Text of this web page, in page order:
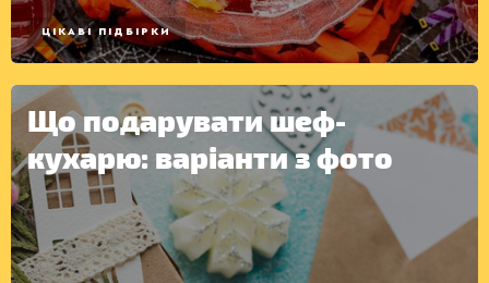
ЦІКАВІ ПІДБІРКИ
Що подарувати шеф-
кухарю: варіанти з фото